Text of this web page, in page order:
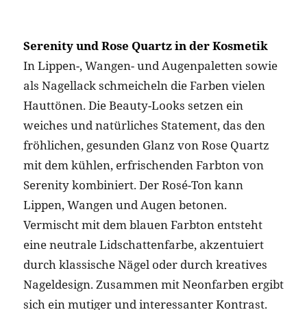
Serenity und Rose Quartz in der Kosmetik
In Lippen-, Wangen- und Augenpaletten sowie
als Nagellack schmeicheln die Farben vielen
Hauttönen. Die Beauty-Looks setzen ein
weiches und natürliches Statement, das den
fröhlichen, gesunden Glanz von Rose Quartz
mit dem kühlen, erfrischenden Farbton von
Serenity kombiniert. Der Rosé-Ton kann
Lippen, Wangen und Augen betonen.
Vermischt mit dem blauen Farbton entsteht
eine neutrale Lidschattenfarbe, akzentuiert
durch klassische Nägel oder durch kreatives
Nageldesign. Zusammen mit Neonfarben ergibt
sich ein mutiger und interessanter Kontrast.